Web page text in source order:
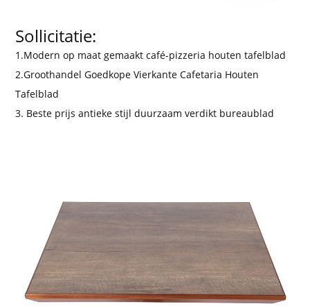
Sollicitatie:
1.Modern op maat gemaakt café-pizzeria houten tafelblad
2.Groothandel Goedkope Vierkante Cafetaria Houten
Tafelblad
3. Beste prijs antieke stijl duurzaam verdikt bureaublad